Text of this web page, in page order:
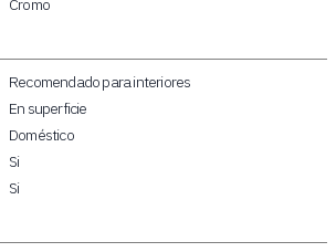
Cromo
Recomendado para interiores
En superficie
Doméstico
Si
Si